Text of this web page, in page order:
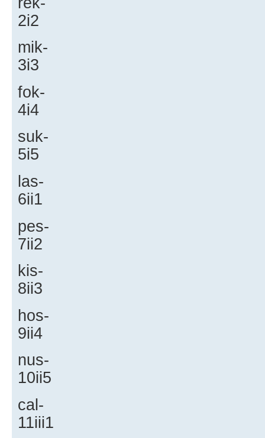
2i2
mik-
3i3
fok-
4i4
suk-
5i5
las-
6ii1
pes-
7ii2
kis-
8ii3
hos-
9ii4
nus-
10ii5
cal-
11iii1